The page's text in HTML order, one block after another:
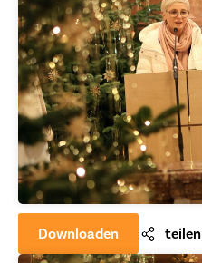
Downloaden teilen